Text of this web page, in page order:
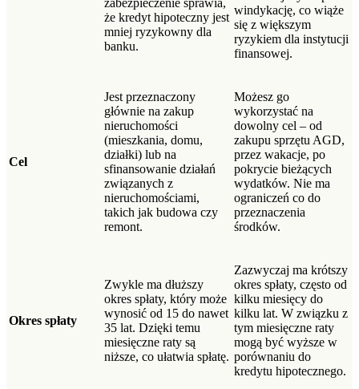
że kredyt hipoteczny jest
mniej ryzykowny dla
banku.
windykację, co wiąże
się z większym
ryzykiem dla instytucji
finansowej.
Cel
Jest przeznaczony
głównie na zakup
nieruchomości
(mieszkania, domu,
działki) lub na
sfinansowanie działań
związanych z
nieruchomościami,
takich jak budowa czy
remont.
Możesz go
wykorzystać na
dowolny cel – od
zakupu sprzętu AGD,
przez wakacje, po
pokrycie bieżących
wydatków. Nie ma
ograniczeń co do
przeznaczenia
środków.
Okres spłaty
Zwykle ma dłuższy
okres spłaty, który może
wynosić od 15 do nawet
35 lat. Dzięki temu
miesięczne raty są
niższe, co ułatwia spłatę.
Zazwyczaj ma krótszy
okres spłaty, często od
kilku miesięcy do
kilku lat. W związku z
tym miesięczne raty
mogą być wyższe w
porównaniu do
kredytu hipotecznego.